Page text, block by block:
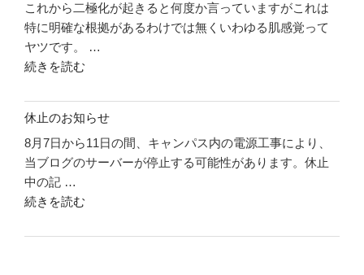
い
こ
う"
の
件
前
の
め
で
行
こ
う"
の
これから二極化が起きると何度か言っていますがこれは
特に明確な根拠があるわけでは無くいわゆる肌感覚って
ヤツです。 …
"二
化
の
件
リ
ソ
ー
に
続きを読む
休止のお知らせ
8月7日から11日の間、キャンパス内の電源工事により、
当ブログのサーバーが停止する可能性があります。休止
中の記 …
"休
の
続きを読む